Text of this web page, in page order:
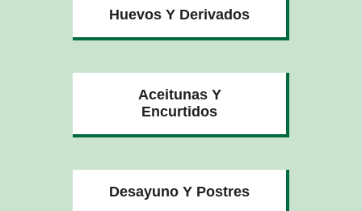
Huevos Y Derivados
Aceitunas Y
Encurtidos
Desayuno Y Postres